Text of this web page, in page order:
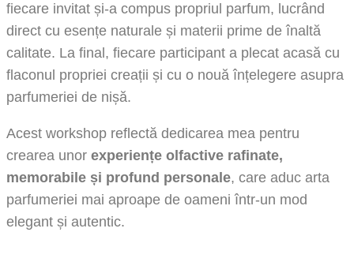
fiecare invitat și-a compus propriul parfum, lucrând
direct cu esențe naturale și materii prime de înaltă
calitate. La final, fiecare participant a plecat acasă cu
flaconul propriei creații și cu o nouă înțelegere asupra
parfumeriei de nișă.
Acest workshop reflectă dedicarea mea pentru
crearea unor experiențe olfactive rafinate,
memorabile și profund personale, care aduc arta
parfumeriei mai aproape de oameni într-un mod
elegant și autentic.